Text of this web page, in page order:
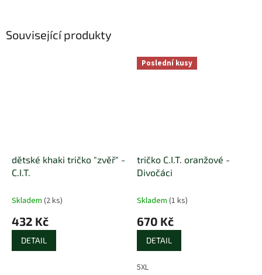
Související produkty
dětské khaki tričko "zvěř" -
C.I.T.
Skladem (2 ks)
432 Kč
DETAIL
Poslední kusy
tričko C.I.T. oranžové -
Divočáci
Skladem (1 ks)
670 Kč
DETAIL
5XL